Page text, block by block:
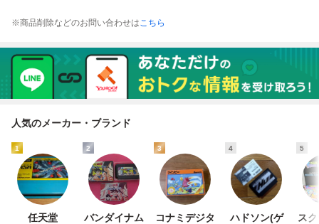
※商品削除などのお問い合わせはこちら
人気のメーカー・ブランド
1
任天堂
2
バンダイナム
3
コナミデジタ
4
ハドソン(ゲ
5
ス